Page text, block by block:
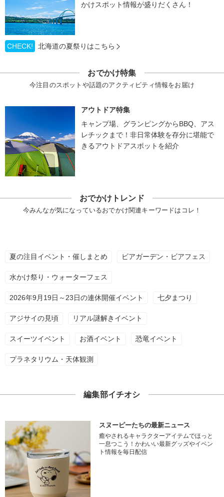
かけスポット情報が盛りだくさん！
CHECK! 北海道の夏祭りはこちら
おでかけ特集
今注目のスポットや話題のアクティビティ情報をお届け
アウトドア特集
キャンプ場、グランピングからBBQ、アス
レチックまで！非日常体験を存分に堪能で
きるアウトドアスポットを紹介
おでかけトレンド
今みんなが気になっているおでかけ関連キーワードはコレ！
夏の注目イベント・催しまとめ ビアガーデン・ビアフェス
水かけ祭り・ウォーターフェス
2026年9月19日～23日の連休開催イベント 七夕まつり
アジサイの見頃 リアル謎解きイベント
スイーツイベント お酒イベント 恐竜イベント
プラネタリウム・天体観測
編集部イチオシ
スヌーピーたちの最新ニュース
癒やされるキャラクターアイテムでほっと
一息つこう！かわいい最新グッズやイベン
ト情報を毎日配信